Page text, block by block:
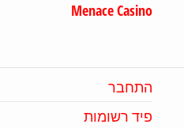
Menace Casino
התחבר
פיד רשומות